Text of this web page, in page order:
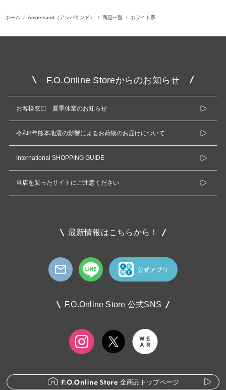
ホーム Ampersand（アンパサンド） 商品一覧 ホワイト系
F.O.Online Storeからのお知らせ
お客様窓口 夏季休業のお知らせ
令和8年熊本地震の影響によるお荷物のお届けについて
International SHOPPING GUIDE
当店を装ったサイトにご注意ください
最新情報はこちらから！
F.O.Online Store 公式SNS
全商品トップページ